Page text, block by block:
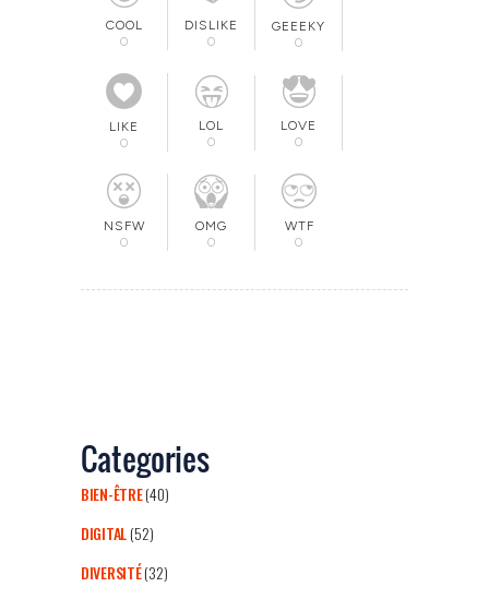
COOL
0
DISLIKE
0
GEEEKY
0
LIKE
0
LOL
0
LOVE
0
NSFW
0
OMG
0
WTF
0
Categories
BIEN-ÊTRE(40)
DIGITAL(52)
DIVERSITÉ(32)